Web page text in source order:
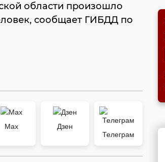
области произошло
сообщает ГИБДД по
Max
Дзен
Телеграм